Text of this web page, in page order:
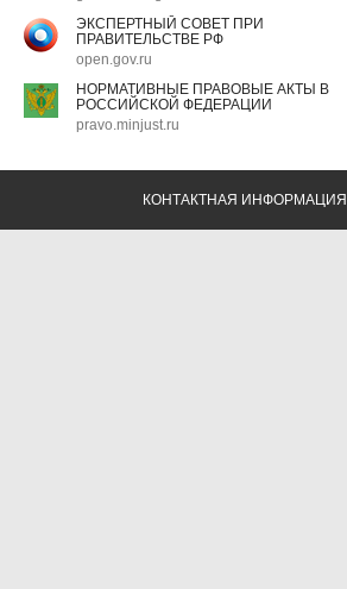
ЭКСПЕРТНЫЙ СОВЕТ ПРИ
ПРАВИТЕЛЬСТВЕ РФ
open.gov.ru
НОРМАТИВНЫЕ ПРАВОВЫЕ АКТЫ В
РОССИЙСКОЙ ФЕДЕРАЦИИ
pravo.minjust.ru
КОНТАКТНАЯ ИНФОРМАЦИЯ